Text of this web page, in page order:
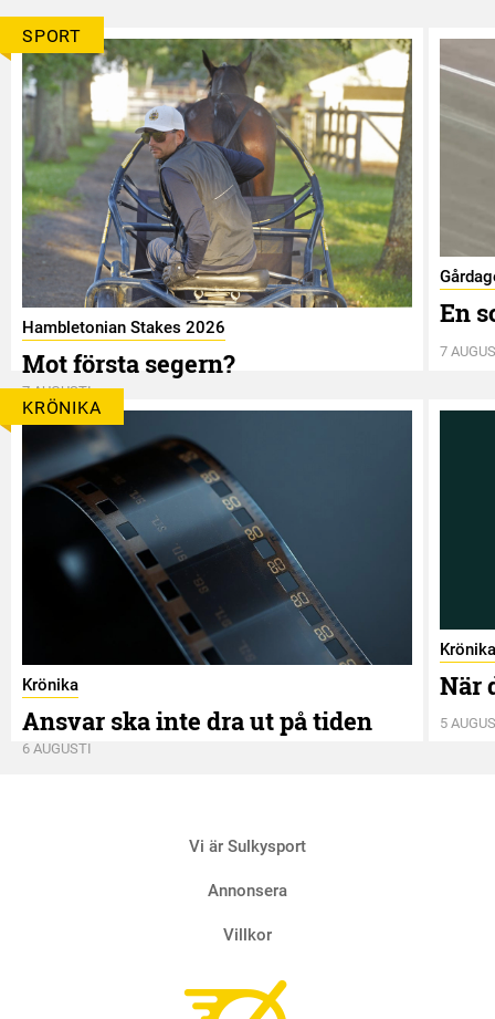
SPORT
Hambletonian Stakes 2026
Mot första segern?
7 AUGUSTI
En
7
KRÖNIKA
Krönika
Ansvar ska inte dra ut på tiden
6 AUGUSTI
Krönika
När
5
Vi är Sulkysport
Annonsera
Villkor